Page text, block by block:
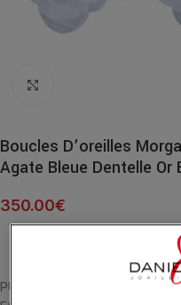
Boucles D’oreilles
Agate Bleue Dentelle Or
350.00€
PUCES OR BLANC 18 CARATS